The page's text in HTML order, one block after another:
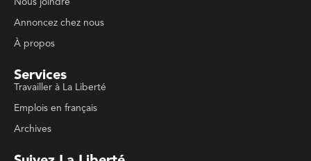
Services
Travailler à La Liberté
Emplois en français
Suivez La Liberté